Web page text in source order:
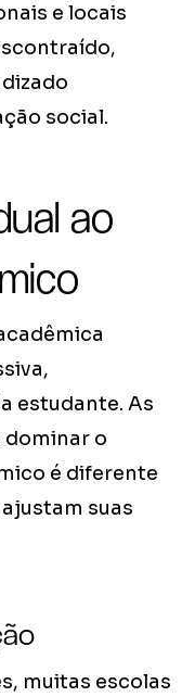
e locais
social.
ao
estudante. As
dominar o
é diferente
suas
muitas escolas